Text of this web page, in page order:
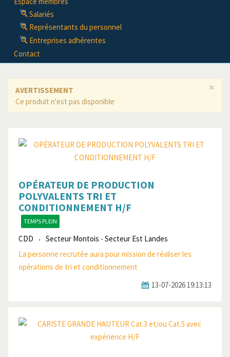
Salariés
Représentants du personnel
Entreprises adhérentes
Contact
×
AVERTISSEMENT
Ce produit n'est pas disponible
OPÉRATEUR DE PRODUCTION
POLYVALENTS TRI ET
CONDITIONNEMENT H/F
TEMPS PLEIN
CDD
Secteur Montois - Secteur Est Landes
La personne recrutée aura pour mission de réaliser les
opérations de tri et conditionnement
13-07-2026 19:13:13